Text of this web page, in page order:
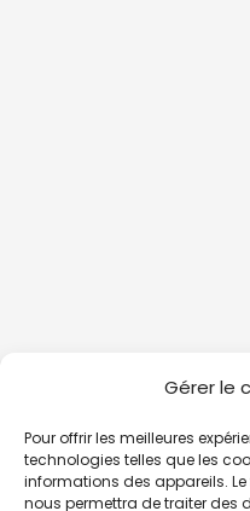
Gérer le
Pour offrir les meilleures
technologies telles que les
informations des appareils.
nous permettra de traiter des